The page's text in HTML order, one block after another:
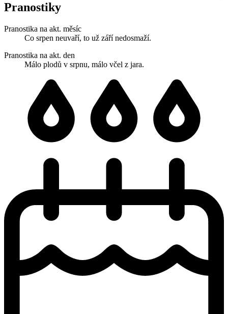
Pranostiky
Pranostika na akt. měsíc
Co srpen neuvaří, to už září nedosmaží.
Pranostika na akt. den
Málo plodů v srpnu, málo včel z jara.